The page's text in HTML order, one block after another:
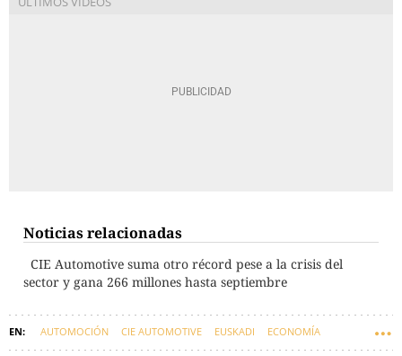
Noticias relacionadas
CIE Automotive suma otro récord pese a la crisis del
sector y gana 266 millones hasta septiembre
AUTOMOCIÓN CIE AUTOMOTIVE EUSKADI ECONOMÍA